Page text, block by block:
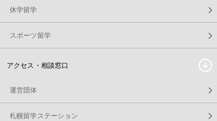
休学留学
スポーツ留学
アクセス・相談窓口
運営団体
札幌留学ステーション